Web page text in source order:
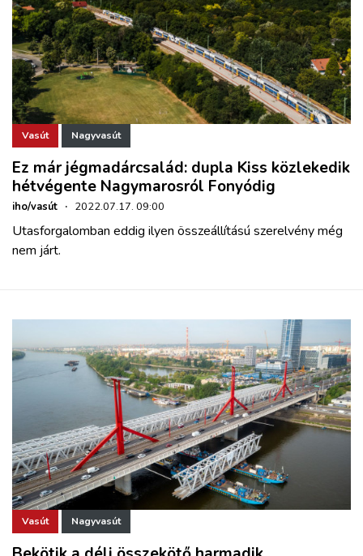
Vasút Nagyvasút
Ez már jégmadárcsalád: dupla Kiss közlekedik
hétvégente Nagymarosról Fonyódig
iho/vasút · 2022.07.17. 09:00
Utasforgalomban eddig ilyen összeállítású szerelvény még
nem járt.
Vasút Nagyvasút